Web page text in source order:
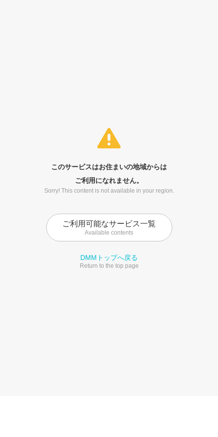
このサービスはお住まいの地域からは
ご利用になれません。
Sorry! This content is not available in your region.
ご利用可能なサービス一覧
Available contents
DMMトップへ戻る
Return to the top page